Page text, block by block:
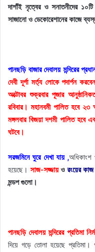
দাশাঁই নৃত্বের ও সনাতনীদের
সাজানো ও ডেকোরেশানের কাজে
পানছড়ি বাজার দেবালয় মন্দিরের
দেবী দূর্গা মর্ত্য লোকে পদার্পন
অক্টোবর শুক্রবার পূজার
রবিবার। মহানবমী পালিত হবে
মঙ্গলবার বিজয়া দশমী পালিত হবে
ঘটবে।
সরজমিনে ঘুরে দেখা যায় ,অধিকাংশ
হয়েছে। সাজ-সজ্জায়ও রংয়ের কাজ
মন্ডপ গুলো।
পানছড়ি দেবালয় মন্দিরের প্রতিমা
দিয়ে গড়ে তোলা হয়েছে